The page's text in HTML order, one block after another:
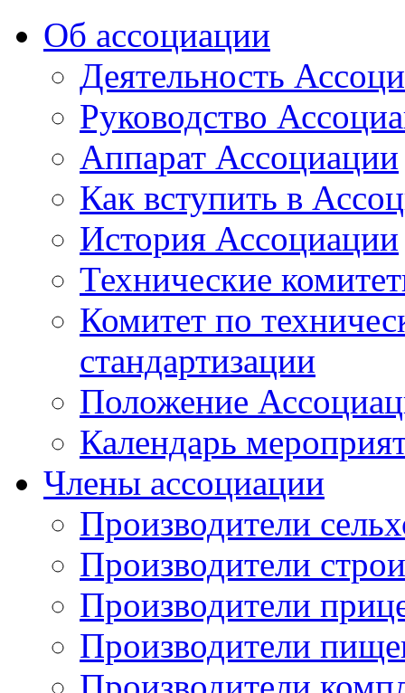
Об ассоциации
Деятельность
Руководство
Аппарат Ассоциации
Как вступить в
История Ассоциации
Технические
Комитет по
стандартизации
Положение
Календарь
Члены ассоциации
Производители
Производители
Производители
Производители